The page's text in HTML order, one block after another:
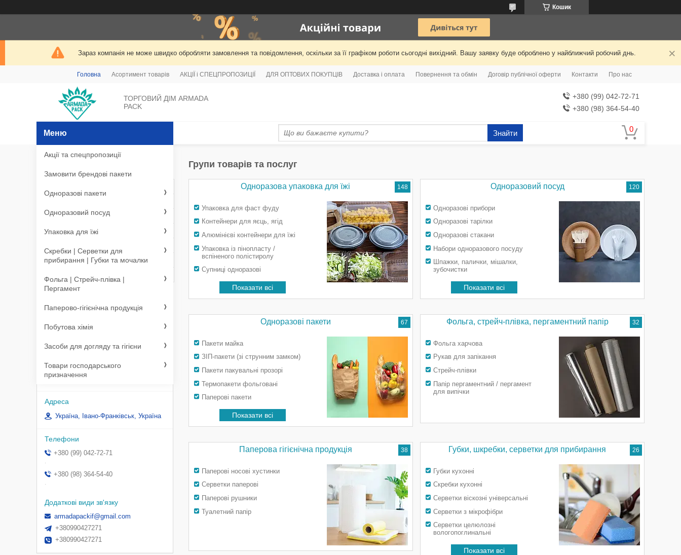
Кошик
Зараз компанія не може швидко обробляти замовлення та повідомлення, оскільки за її графіком роботи сьогодні вихідний. Вашу заявку буде оброблено у найближчий робочий днь.
Головна Асортимент товарів АКЦІЇ і СПЕЦПРОПОЗИЦІЇ ДЛЯ ОПТОВИХ ПОКУПЦІВ Доставка і оплата Повернення та обмін Договір публічної оферти Контакти Про нас
ТОРГОВИЙ ДІМ ARMADA
PACK
+380 (99) 042-72-71
+380 (98) 364-54-40
Акції та спецпропозиції
Замовити брендові пакети
Одноразові пакети
Одноразовий посуд
Упаковка для їжі
Скребки | Серветки для
прибирання | Губки та мочалки
Фольга | Стрейч-плівка |
Пергамент
Паперово-гігієнічна продукція
Побутова хімія
Засоби для догляду та гігієни
Товари господарського
призначення
Знайти
Групи товарів та послуг
Одноразова упаковка для їжі 148
Упаковка для фаст фуду
Контейнери для яєць, ягід
Алюмінієві контейнери для їжі
Упаковка із пінопласту /
вспіненого полістиролу
Супниці одноразові
Показати всі
Одноразовий посуд 120
Одноразові прибори
Одноразові тарілки
Одноразові стакани
Набори одноразового посуду
Шпажки, палички, мішалки,
зубочистки
Показати всі
Одноразові пакети 67
Пакети майка
ЗІП-пакети (зі струнним замком)
Пакети пакувальні прозорі
Термопакети фольговані
Паперові пакети
Показати всі
Фольга, стрейч-плівка, пергаментний папір 32
Фольга харчова
Рукав для запікання
Стрейч-плівки
Папір пергаментний / пергамент
для випічки
Паперова гігієнічна продукція 38
Паперові носові хустинки
Серветки паперові
Паперові рушники
Туалетний папір
Губки, шкребки, серветки для прибирання 26
Губки кухонні
Скребки кухонні
Серветки віскозні універсальні
Серветки з мікрофібри
Серветки целюлозні
вологопоглинальні
Показати всі
Середа 09:00 17:00
Четвер 09:00
Субота Вихідний
Вихідний
Торговий дім ARMADA PACK
Україна, Івано-Франківськ, Україна
+380 (99) 042-72-71
.
+380 (98) 364-54-40
.
armadapackif@gmail.com
+380990427271
+380990427271